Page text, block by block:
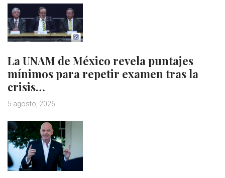
La UNAM de México revela puntajes
mínimos para repetir examen tras la
crisis…
5 agosto, 2026